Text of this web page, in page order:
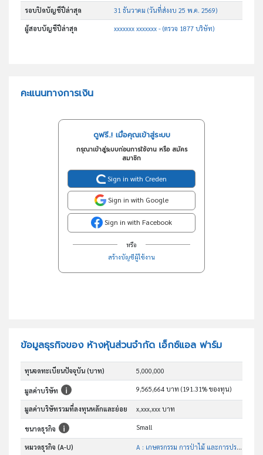
รอบปิดบัญชีปีล่าสุด 31 ธันวาคม (วันที่ส่งงบ 25 พ.ค. 2569)
ผู้สอบบัญชีปีล่าสุด xxxxxxx xxxxxxx - (ตรวจ 1877 บริษัท)
คะแนนทางการเงิน
ดูฟรี..! เมื่อคุณเข้าสู่ระบบ
กรุณาเข้าสู่ระบบก่อนการใช้งาน หรือ สมัคร
สมาชิก
Sign in with Creden
Sign in with Google
Sign in with Facebook
หรือ
สร้างบัญชีผู้ใช้งาน
ข้อมูลธุรกิจของ ห้างหุ้นส่วนจำกัด เอ็กซ์แอล ฟาร์ม
ทุนจดทะเบียนปัจจุบัน (บาท) 5,000,000
มูลค่าบริษัท 9,565,664 บาท (191.31% ของทุน)
มูลค่าบริษัทรวมที่ลงทุนหลักและย่อย x,xxx,xxx บาท
ขนาดธุรกิจ Small
หมวดธุรกิจ (A-U) A : เกษตรกรรม การป่าไม้ และการประมง